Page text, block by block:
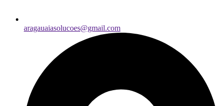
aragauaiasolucoes@gmail.com